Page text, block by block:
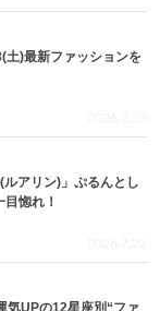
土)最新ファッションを
2026.7.23
アリン)」ぷるんとし
惚れ！
2026.7.22
気UPの12星座別“ファ